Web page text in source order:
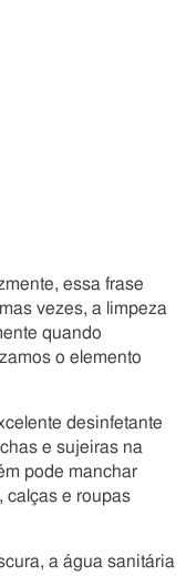
essa frase
vezes, a limpeza
quando
o elemento
desinfetante
e sujeiras na
pode manchar
calças e roupas
a água sanitária